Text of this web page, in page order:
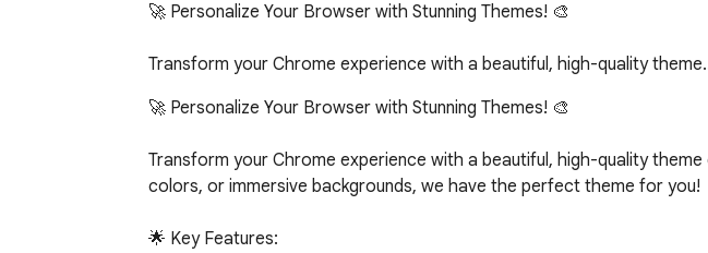
🚀 Personalize Your Browser with Stunning Themes! 🎨
Transform your Chrome experience with a beautiful, high-quality
🚀 Personalize Your Browser with Stunning Themes! 🎨
Transform your Chrome experience with a beautiful, high-quality
colors, or immersive backgrounds, we have the perfect theme for you!
🌟 Key Features: